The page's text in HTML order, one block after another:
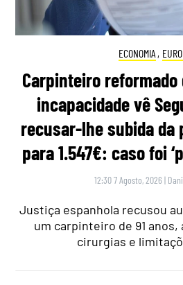
ECONOMIA ,
Carpinteiro reformado
incapacidade vê
recusar-lhe subida da
para 1.547€: caso foi
12:30 7 Agosto, 2026 |
Justiça espanhola recusou
um carpinteiro de 91 anos,
cirurgias e